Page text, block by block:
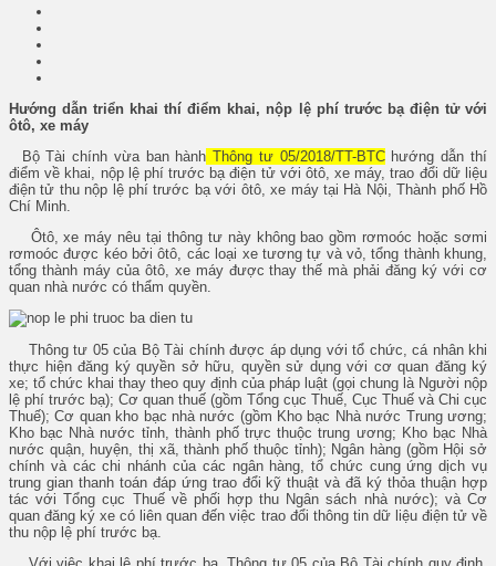
Hướng dẫn triển khai thí điểm khai, nộp lệ phí trước bạ điện tử với
ôtô, xe máy
Bộ Tài chính vừa ban hành Thông tư 05/2018/TT-BTChướng dẫn thí
điểm về khai, nộp lệ phí trước bạ điện tử với ôtô, xe máy, trao đổi dữ liệu
điện tử thu nộp lệ phí trước bạ với ôtô, xe máy tại Hà Nội, Thành phố Hồ
Chí Minh.
Ôtô, xe máy nêu tại thông tư này không bao gồm rơmoóc hoặc sơmi
rơmoóc được kéo bởi ôtô, các loại xe tương tự và vỏ, tổng thành khung,
tổng thành máy của ôtô, xe máy được thay thế mà phải đăng ký với cơ
quan nhà nước có thẩm quyền.
Thông tư 05 của Bộ Tài chính được áp dụng với tổ chức, cá nhân khi
thực hiện đăng ký quyền sở hữu, quyền sử dụng với cơ quan đăng ký
xe; tổ chức khai thay theo quy định của pháp luật (gọi chung là Người nộp
lệ phí trước bạ); Cơ quan thuế (gồm Tổng cục Thuế, Cục Thuế và Chi cục
Thuế); Cơ quan kho bạc nhà nước (gồm Kho bạc Nhà nước Trung ương;
Kho bạc Nhà nước tỉnh, thành phố trực thuộc trung ương; Kho bạc Nhà
nước quận, huyện, thị xã, thành phố thuộc tỉnh); Ngân hàng (gồm Hội sở
chính và các chi nhánh của các ngân hàng, tổ chức cung ứng dịch vụ
trung gian thanh toán đáp ứng trao đổi kỹ thuật và đã ký thỏa thuận hợp
tác với Tổng cục Thuế về phối hợp thu Ngân sách nhà nước); và Cơ
quan đăng ký xe có liên quan đến việc trao đổi thông tin dữ liệu điện tử về
thu nộp lệ phí trước bạ.